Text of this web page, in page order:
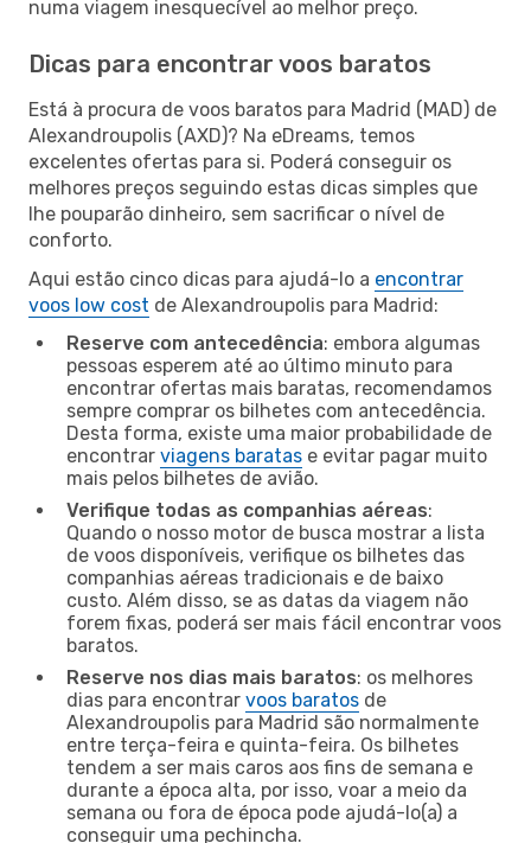
numa viagem inesquecível ao melhor preço.
Dicas para encontrar voos baratos
Está à procura de voos baratos para Madrid (MAD) de
Alexandroupolis (AXD)? Na eDreams, temos
excelentes ofertas para si. Poderá conseguir os
melhores preços seguindo estas dicas simples que
lhe pouparão dinheiro, sem sacrificar o nível de
conforto.
Aqui estão cinco dicas para ajudá-lo a encontrar
voos low cost de Alexandroupolis para Madrid:
Reserve com antecedência: embora algumas
pessoas esperem até ao último minuto para
encontrar ofertas mais baratas, recomendamos
sempre comprar os bilhetes com antecedência.
Desta forma, existe uma maior probabilidade de
encontrar viagens baratas e evitar pagar muito
mais pelos bilhetes de avião.
Verifique todas as companhias aéreas:
Quando o nosso motor de busca mostrar a lista
de voos disponíveis, verifique os bilhetes das
companhias aéreas tradicionais e de baixo
custo. Além disso, se as datas da viagem não
forem fixas, poderá ser mais fácil encontrar voos
baratos.
Reserve nos dias mais baratos: os melhores
dias para encontrar voos baratos de
Alexandroupolis para Madrid são normalmente
entre terça-feira e quinta-feira. Os bilhetes
tendem a ser mais caros aos fins de semana e
durante a época alta, por isso, voar a meio da
semana ou fora de época pode ajudá-lo(a) a
conseguir uma pechincha.